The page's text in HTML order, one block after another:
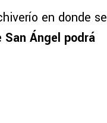
en donde se
Ángel podrá